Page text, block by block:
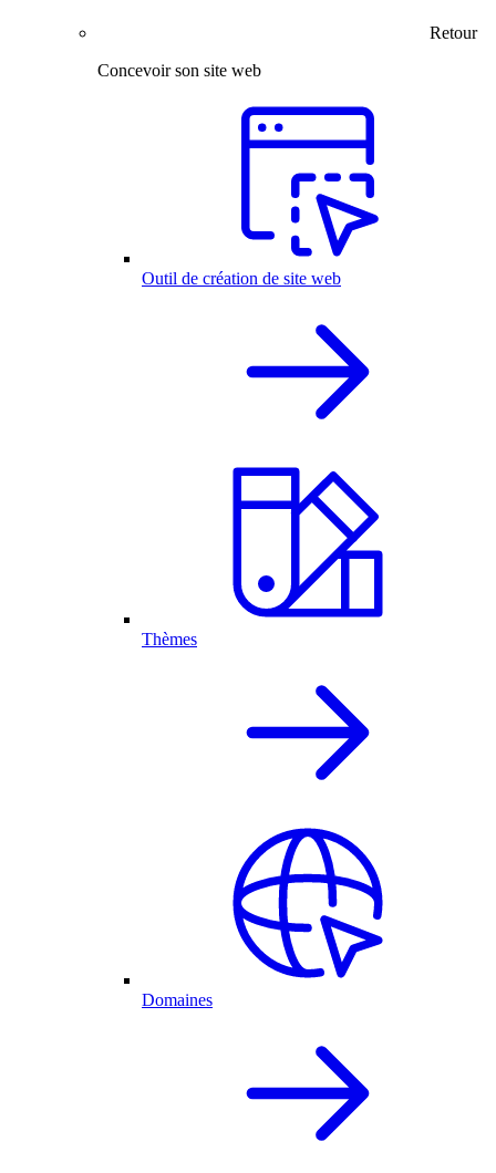
Retour
Concevoir son site web
Outil de création de site web
Thèmes
Domaines